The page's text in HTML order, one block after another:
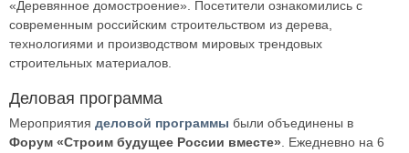
«Деревянное домостроение». Посетители ознакомились с
современным российским строительством из дерева,
технологиями и производством мировых трендовых
строительных материалов.
Деловая программа
Мероприятия деловой программы были объединены в
Форум «Строим будущее России вместе». Ежедневно на 6